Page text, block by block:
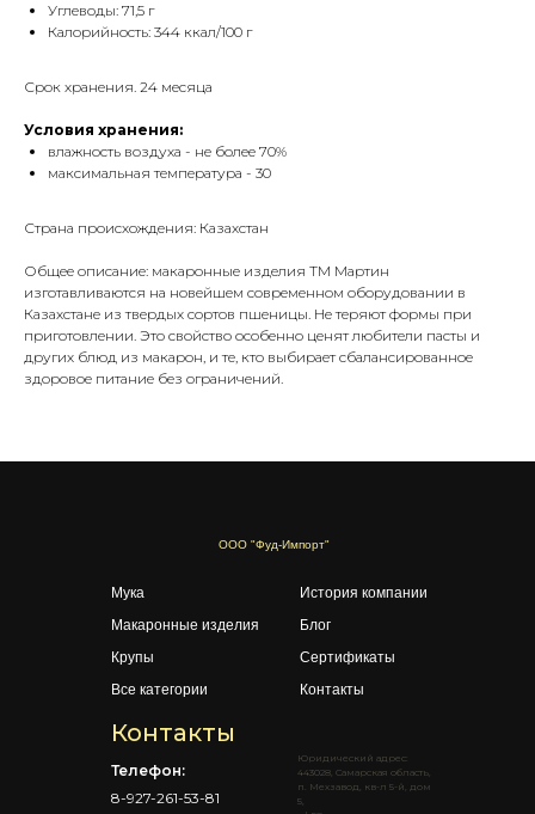
Углеводы: 71,5 г
Калорийность: 344 ккал/100 г
Срок хранения. 24 месяца
Условия хранения:
влажность воздуха - не более 70%
максимальная температура - 30
Страна происхождения: Казахстан
Общее описание: макаронные изделия ТМ Мартин
изготавливаются на новейшем современном оборудовании в
Казахстане из твердых сортов пшеницы. Не теряют формы при
приготовлении. Это свойство особенно ценят любители пасты и
других блюд из макарон, и те, кто выбирает сбалансированное
здоровое питание без ограничений.
История компании
Блог
Сертификаты
Контакты
Мука
Макаронные изделия
Крупы
Все категории
ООО "Фуд-Импорт"
Юридический адрес:
443028, Самарская область,
п. Мехзавод, кв-л 5-й, дом
5,
Контакты
Телефон:
8-927-261-53-81